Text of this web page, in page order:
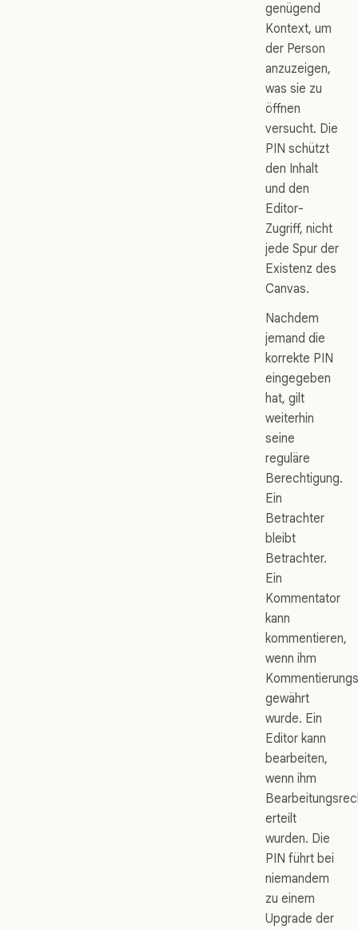
genügend
Kontext, um
der Person
anzuzeigen,
was sie zu
öffnen
versucht. Die
PIN schützt
den Inhalt
und den
Editor-
Zugriff, nicht
jede Spur der
Existenz des
Canvas.
Nachdem
jemand die
korrekte PIN
eingegeben
hat, gilt
weiterhin
seine
reguläre
Berechtigung.
Ein
Betrachter
bleibt
Betrachter.
Ein
Kommentator
kann
kommentieren,
wenn ihm
gewährt
wurde. Ein
Editor kann
bearbeiten,
wenn ihm
erteilt
wurden. Die
PIN führt bei
niemandem
zu einem
Upgrade der